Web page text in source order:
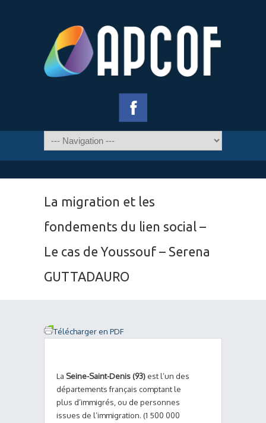
La migration et les
fondements du lien social –
Le cas de Youssouf – Serena
GUTTADAURO
Télécharger en PDF
La Seine-Saint-Denis (93) est l’un des
départements français comptant le
plus d’immigrés, ou de personnes
issues de l’immigration. (1 500 000